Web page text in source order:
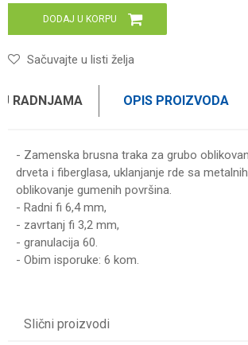
DODAJ U KORPU
Sačuvajte u listi želja
RADNJAMA OPIS PROIZVODA
- Zamenska brusna traka za grubo
drveta i fiberglasa, uklanjanje rde sa
oblikovanje gumenih površina.
- Radni fi 6,4 mm,
- zavrtanj fi 3,2 mm,
- granulacija 60.
- Obim isporuke: 6 kom.
Slični proizvodi